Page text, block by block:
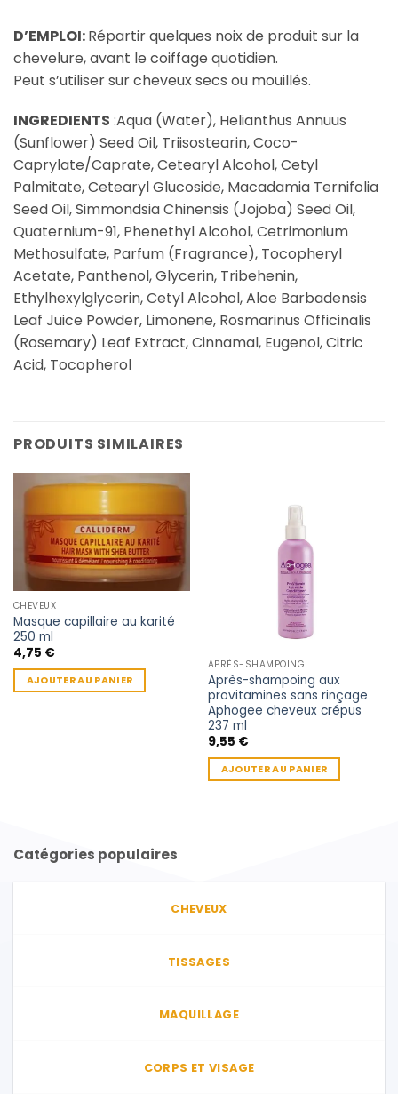
D’EMPLOI:Répartir quelques noix de produit sur la
chevelure, avant le coiffage quotidien.
Peut s’utiliser sur cheveux secs ou mouillés.
INGREDIENTS :Aqua (Water), Helianthus Annuus
(Sunflower) Seed Oil, Triisostearin, Coco-
Caprylate/Caprate, Cetearyl Alcohol, Cetyl
Palmitate, Cetearyl Glucoside, Macadamia Ternifolia
Seed Oil, Simmondsia Chinensis (Jojoba) Seed Oil,
Quaternium-91, Phenethyl Alcohol, Cetrimonium
Methosulfate, Parfum (Fragrance), Tocopheryl
Acetate, Panthenol, Glycerin, Tribehenin,
Ethylhexylglycerin, Cetyl Alcohol, Aloe Barbadensis
Leaf Juice Powder, Limonene, Rosmarinus Officinalis
(Rosemary) Leaf Extract, Cinnamal, Eugenol, Citric
Acid, Tocopherol
PRODUITS SIMILAIRES
CHEVEUX
Masque capillaire au karité
250 ml
4,75 €
AJOUTER AU PANIER
APRÈS-SHAMPOING
Après-shampoing aux
provitamines sans rinçage
Aphogee cheveux crépus
237 ml
9,55 €
AJOUTER AU PANIER
Catégories populaires
CHEVEUX
TISSAGES
MAQUILLAGE
CORPS ET VISAGE